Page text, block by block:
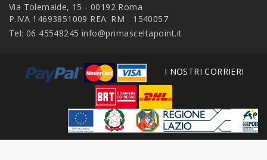
Via Tolemaide, 15 - 00192 Roma
P.IVA 14693851009 REA: RM - 1540057
Tel: 06 45548245 info@primasceltapoint.it
I NOSTRI CORRIERI